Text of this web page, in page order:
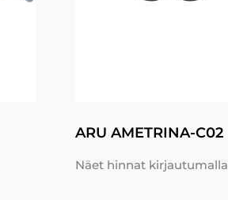
ARU AMETRINA-C02
Näet hinnat kirjautumalla